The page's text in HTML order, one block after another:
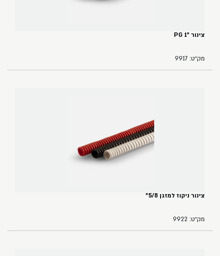
צינור "PG 1
מק״ט: 9917
צינור ניקוז למזגן 5/8"
מק״ט: 9922